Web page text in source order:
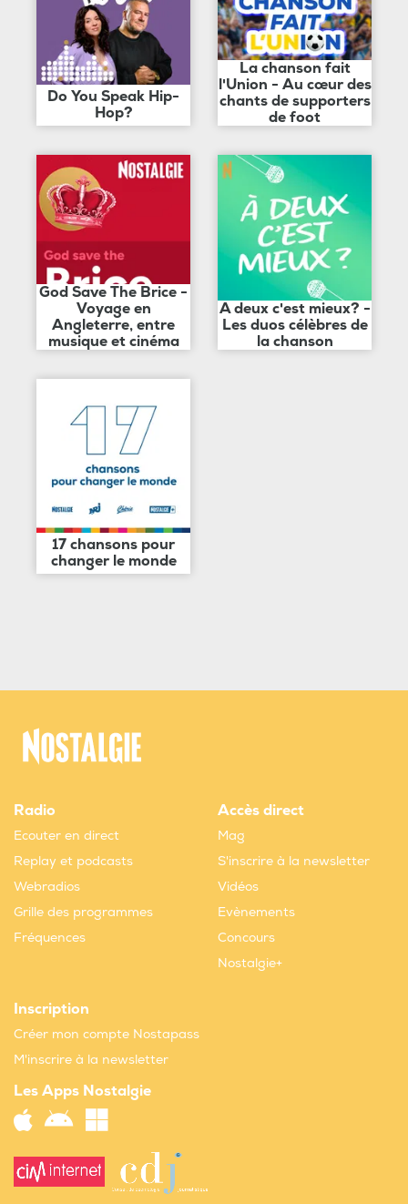
Do You Speak Hip-
Hop?
La chanson fait
l'Union - Au cœur des
chants de supporters
de foot
God Save The Brice -
Voyage en
Angleterre, entre
musique et cinéma
A deux c'est mieux? -
Les duos célèbres de
la chanson
17 chansons pour
changer le monde
Radio
Ecouter en direct
Replay et podcasts
Webradios
Grille des programmes
Fréquences
Accès direct
Mag
S'inscrire à la newsletter
Vidéos
Evènements
Concours
Nostalgie+
Inscription
Créer mon compte Nostapass
M'inscrire à la newsletter
Les Apps Nostalgie